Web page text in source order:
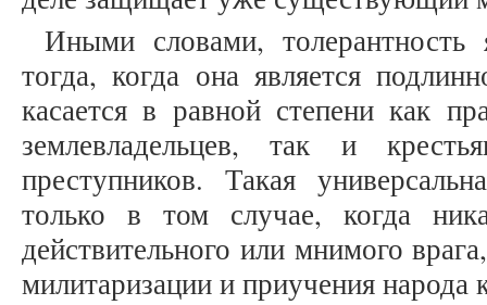
Иными словами, толерантность
тогда, когда она является
касается в равной степени как
землевладельцев, так и
преступников. Такая
только в том случае, когда
действительного или мнимого
милитаризации и приучения